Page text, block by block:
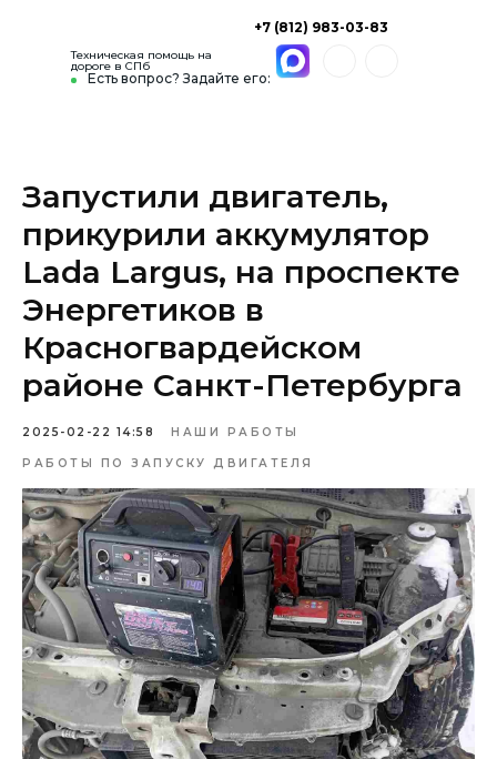
Есть вопрос? Задайте его:
+7 (812) 983-03-83
Техническая помощь на
дороге в СПб
Запустили двигатель,
прикурили аккумулятор
Lada Largus, на проспекте
Энергетиков в
Красногвардейском
районе Санкт-Петербурга
2025-02-22 14:58 НАШИ РАБОТЫ
РАБОТЫ ПО ЗАПУСКУ ДВИГАТЕЛЯ